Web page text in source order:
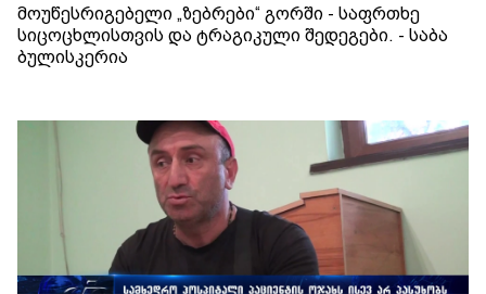
მოუწესრიგებელი „ზებრები“ გორში - საფრთხე
სიცოცხლისთვის და ტრაგიკული შედეგები. - საბა
ბულისკერია